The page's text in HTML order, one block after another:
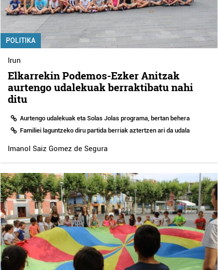
POLITIKA
Irun
Elkarrekin Podemos-Ezker Anitzak
aurtengo udalekuak berraktibatu nahi
ditu
Aurtengo udalekuak eta Solas Jolas programa, bertan behera
Familiei laguntzeko diru partida berriak aztertzen ari da udala
Imanol Saiz Gomez de Segura